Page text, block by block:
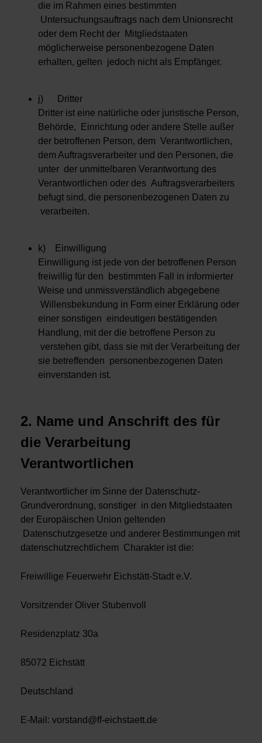
die im Rahmen eines bestimmten
Untersuchungsauftrags nach dem Unionsrecht
oder dem Recht der Mitgliedstaaten
möglicherweise personenbezogene Daten
erhalten, gelten jedoch nicht als Empfänger.
j) Dritter
Dritter ist eine natürliche oder juristische Person,
Behörde, Einrichtung oder andere Stelle außer
der betroffenen Person, dem Verantwortlichen,
dem Auftragsverarbeiter und den Personen, die
unter der unmittelbaren Verantwortung des
Verantwortlichen oder des Auftragsverarbeiters
befugt sind, die personenbezogenen Daten zu
verarbeiten.
k) Einwilligung
Einwilligung ist jede von der betroffenen Person
freiwillig für den bestimmten Fall in informierter
Weise und unmissverständlich abgegebene
Willensbekundung in Form einer Erklärung oder
einer sonstigen eindeutigen bestätigenden
Handlung, mit der die betroffene Person zu
verstehen gibt, dass sie mit der Verarbeitung der
sie betreffenden personenbezogenen Daten
einverstanden ist.
2. Name und Anschrift des für
die Verarbeitung
Verantwortlichen
Verantwortlicher im Sinne der Datenschutz-
Grundverordnung, sonstiger in den Mitgliedstaaten
der Europäischen Union geltenden
Datenschutzgesetze und anderer Bestimmungen mit
datenschutzrechtlichem Charakter ist die:
Freiwillige Feuerwehr Eichstätt-Stadt e.V.
Vorsitzender Oliver Stubenvoll
Residenzplatz 30a
85072 Eichstätt
Deutschland
E-Mail: vorstand@ff-eichstaett.de